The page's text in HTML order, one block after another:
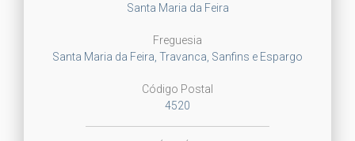
Santa Maria da Feira
Freguesia
Santa Maria da Feira, Travanca, Sanfins e Espargo
Código Postal
4520